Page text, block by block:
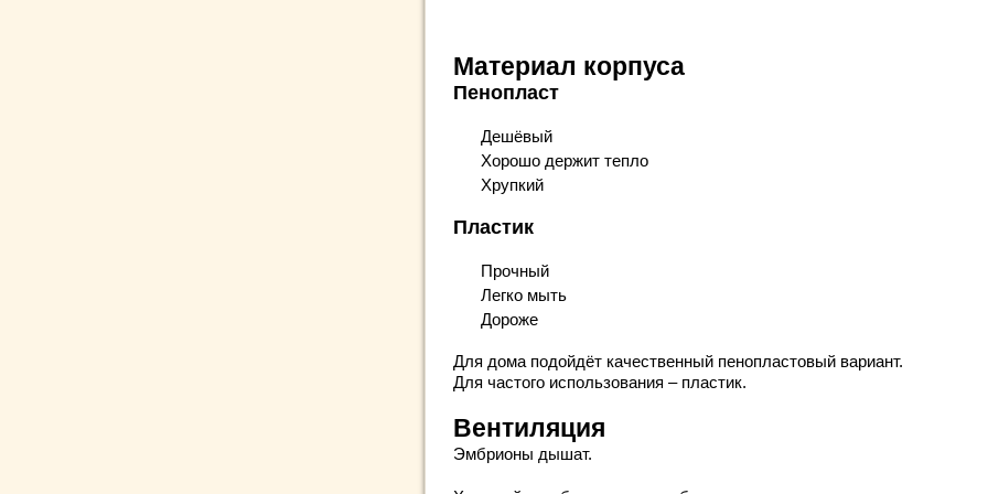
Материал корпуса
Пенопласт
Дешёвый
Хорошо держит тепло
Хрупкий
Пластик
Прочный
Легко мыть
Дороже
Для дома подойдёт качественный пенопластовый вариант.
Для частого использования – пластик.
Вентиляция
Эмбрионы дышат.